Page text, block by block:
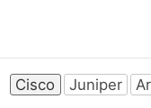
Cisco Juniper